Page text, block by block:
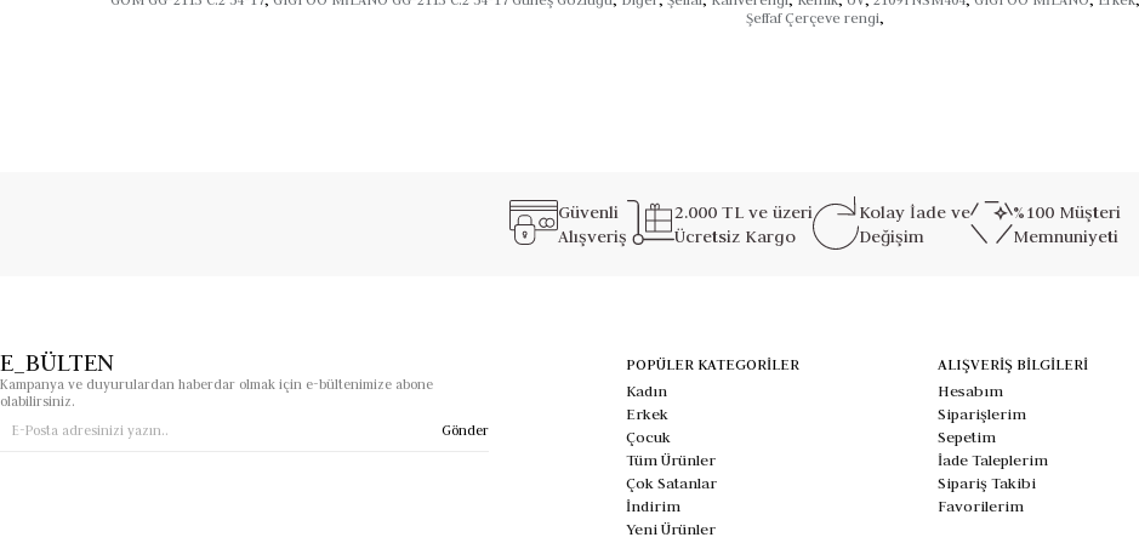
Şeffaf Çerçeve rengi,
Güvenli
Alışveriş
2.000 TL ve üzeri
Ücretsiz Kargo
Kolay İade ve
Değişim
%100 Müşteri
Memnuniyeti
E_BÜLTEN
Kampanya ve duyurulardan haberdar olmak için e-bültenimize abone
olabilirsiniz.
Gönder
POPÜLER KATEGORİLER
Kadın
Erkek
Çocuk
Tüm Ürünler
Çok Satanlar
İndirim
Yeni Ürünler
ALIŞVERİŞ BİLGİLERİ
Hesabım
Siparişlerim
Sepetim
İade Taleplerim
Sipariş Takibi
Favorilerim